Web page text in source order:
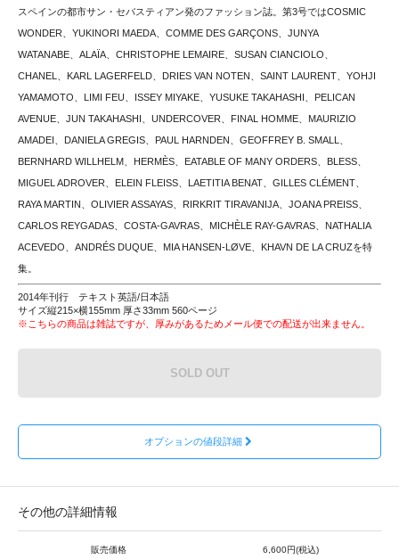
スペインの都市サン・セバスティアン発のファッション誌。第3号ではCOSMIC
WONDER、YUKINORI MAEDA、COMME DES GARÇONS、JUNYA
WATANABE、ALAÏA、CHRISTOPHE LEMAIRE、SUSAN CIANCIOLO、
CHANEL、KARL LAGERFELD、DRIES VAN NOTEN、SAINT LAURENT、YOHJI
YAMAMOTO、LIMI FEU、ISSEY MIYAKE、YUSUKE TAKAHASHI、PELICAN
AVENUE、JUN TAKAHASHI、UNDERCOVER、FINAL HOMME、MAURIZIO
AMADEI、DANIELA GREGIS、PAUL HARNDEN、GEOFFREY B. SMALL、
BERNHARD WILLHELM、HERMÈS、EATABLE OF MANY ORDERS、BLESS、
MIGUEL ADROVER、ELEIN FLEISS、LAETITIA BENAT、GILLES CLÉMENT、
RAYA MARTIN、OLIVIER ASSAYAS、RIRKRIT TIRAVANIJA、JOANA PREISS、
CARLOS REYGADAS、COSTA-GAVRAS、MICHÈLE RAY-GAVRAS、NATHALIA
ACEVEDO、ANDRÉS DUQUE、MIA HANSEN-LØVE、KHAVN DE LA CRUZを特
集。
2014年刊行 テキスト英語/日本語
サイズ縦215×横155mm 厚さ33mm 560ページ
※こちらの商品は雑誌ですが、厚みがあるためメール便での配送が出来ません。
SOLD OUT
オプションの値段詳細
その他の詳細情報
販売価格 6,600円(税込)